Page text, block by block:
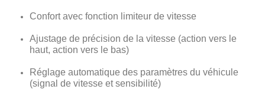
Confort avec fonction limiteur de vitesse
Ajustage de précision de la vitesse (action vers le
haut, action vers le bas)
Réglage automatique des paramètres du véhicule
(signal de vitesse et sensibilité)